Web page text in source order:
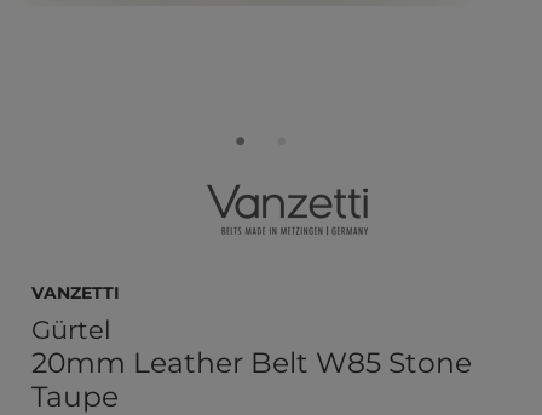
Vanzetti
Gürtel
20mm Leather Belt W85 Stone
Taupe